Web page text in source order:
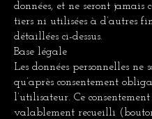
données, et ne seront jamais
tiers ni utilisées à d’autres
détaillées ci-dessus.
Base légale
Les données personnelles ne
qu’après consentement
l’utilisateur. Ce consentement
valablement recueilli